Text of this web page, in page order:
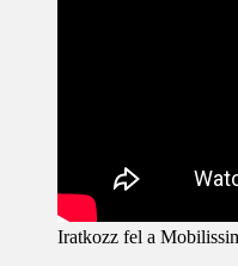
Iratkozz fel a